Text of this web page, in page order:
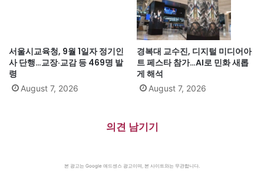
서울시교육청, 9월 1일자 정기인
사 단행…교장·교감 등 469명 발
령
August 7, 2026
경복대 교수진, 디지털 미디어아
트 페스타 참가…AI로 민화 새롭
게 해석
August 7, 2026
의견 남기기
본 광고는 Google 애드센스 광고이며, 본 사이트와는 무관합니다.